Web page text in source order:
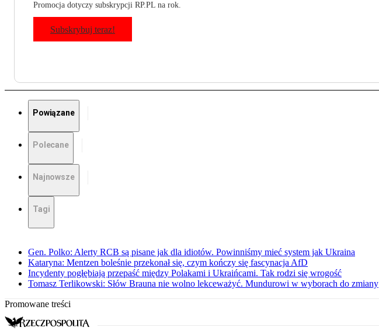
Promocja dotyczy subskrypcji RP.PL na rok.
Subskrybuj teraz!
Powiązane
Polecane
Najnowsze
Tagi
Gen. Polko: Alerty RCB są pisane jak dla idiotów. Powinniśmy mieć system jak Ukraina
Kataryna: Mentzen boleśnie przekonał się, czym kończy się fascynacja AfD
Incydenty pogłębiają przepaść między Polakami i Ukraińcami. Tak rodzi się wrogość
Tomasz Terlikowski: Słów Brauna nie wolno lekceważyć. Mundurowi w wyborach do zmiany
Promowane treści